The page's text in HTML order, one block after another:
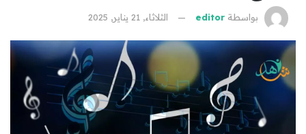
بواسطة editor الثلاثاء, 21 يناير, 2025